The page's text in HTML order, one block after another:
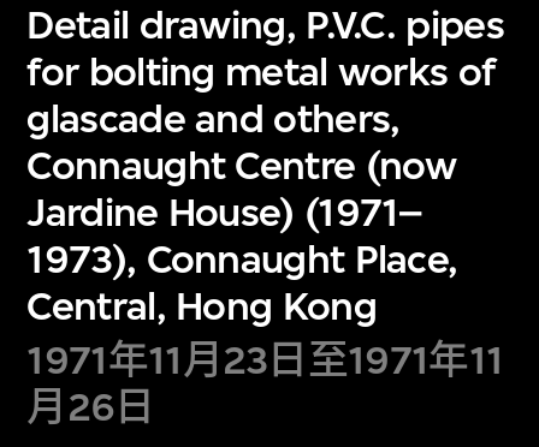
Detail drawing, P.V.C. pipes
for bolting metal works of
glascade and others,
Connaught Centre (now
Jardine House) (1971–
1973), Connaught Place,
Central, Hong Kong
1971年11月23日至1971年11
月26日